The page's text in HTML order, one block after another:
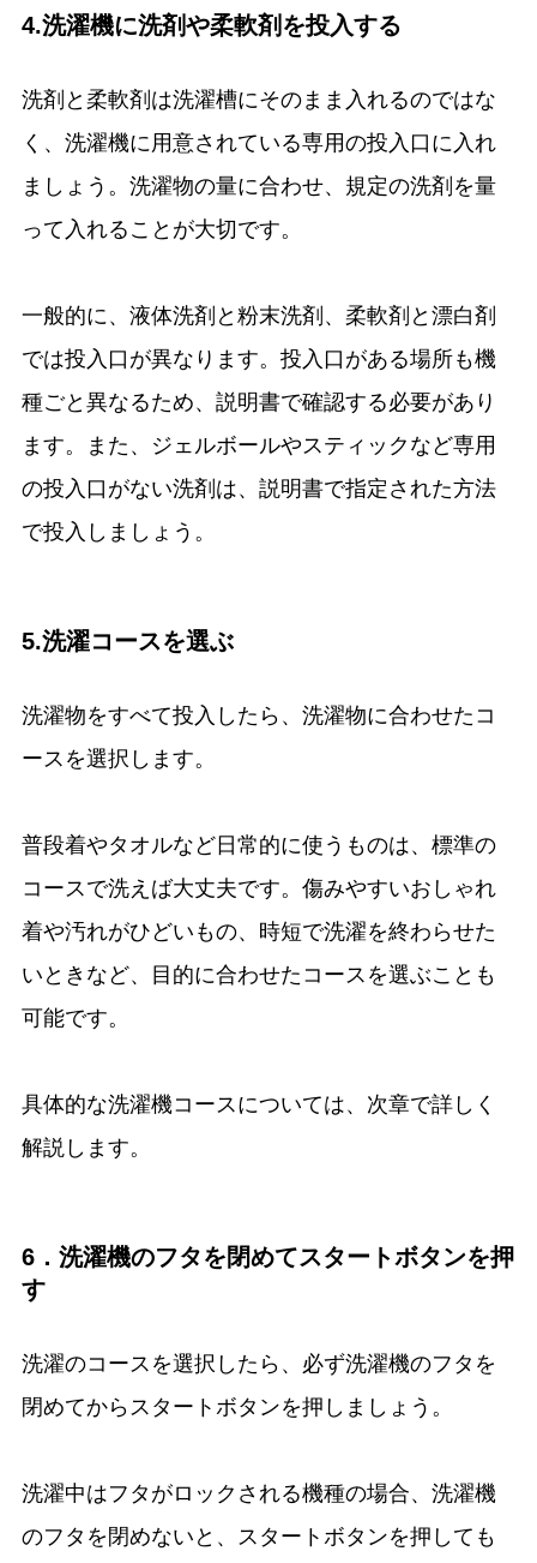
4.洗濯機に洗剤や柔軟剤を投入する
洗剤と柔軟剤は洗濯槽にそのまま入れるのではな
く、洗濯機に用意されている専用の投入口に入れ
ましょう。洗濯物の量に合わせ、規定の洗剤を量
って入れることが大切です。
一般的に、液体洗剤と粉末洗剤、柔軟剤と漂白剤
では投入口が異なります。投入口がある場所も機
種ごと異なるため、説明書で確認する必要があり
ます。また、ジェルボールやスティックなど専用
の投入口がない洗剤は、説明書で指定された方法
で投入しましょう。
5.洗濯コースを選ぶ
洗濯物をすべて投入したら、洗濯物に合わせたコ
ースを選択します。
普段着やタオルなど日常的に使うものは、標準の
コースで洗えば大丈夫です。傷みやすいおしゃれ
着や汚れがひどいもの、時短で洗濯を終わらせた
いときなど、目的に合わせたコースを選ぶことも
可能です。
具体的な洗濯機コースについては、次章で詳しく
解説します。
6．洗濯機のフタを閉めてスタートボタンを押
す
洗濯のコースを選択したら、必ず洗濯機のフタを
閉めてからスタートボタンを押しましょう。
洗濯中はフタがロックされる機種の場合、洗濯機
のフタを閉めないと、スタートボタンを押しても